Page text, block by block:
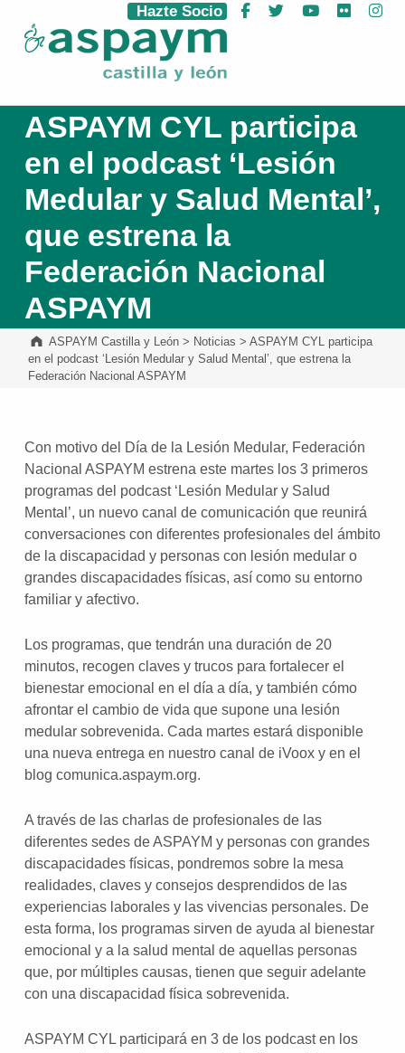
ASPAYM Castilla y León
Hazte Socio Facebook
Twitter YouTube
Flickr
ASPAYM CYL participa
en el podcast ‘Lesión
Medular y Salud Mental’,
que estrena la
Federación Nacional
ASPAYM
ASPAYM Castilla y León> Noticias > ASPAYM CYL participa
en el podcast ‘Lesión Medular y Salud Mental’, que estrena la
Federación Nacional ASPAYM
Con motivo del Día de la Lesión Medular, Federación
Nacional ASPAYM estrena este martes los 3 primeros
programas del podcast ‘Lesión Medular y Salud
Mental’, un nuevo canal de comunicación que reunirá
conversaciones con diferentes profesionales del ámbito
de la discapacidad y personas con lesión medular o
grandes discapacidades físicas, así como su entorno
familiar y afectivo.
Los programas, que tendrán una duración de 20
minutos, recogen claves y trucos para fortalecer el
bienestar emocional en el día a día, y también cómo
afrontar el cambio de vida que supone una lesión
medular sobrevenida. Cada martes estará disponible
una nueva entrega en nuestro canal de iVoox y en el
blog comunica.aspaym.org.
A través de las charlas de profesionales de las
diferentes sedes de ASPAYM y personas con grandes
discapacidades físicas, pondremos sobre la mesa
realidades, claves y consejos desprendidos de las
experiencias laborales y las vivencias personales. De
esta forma, los programas sirven de ayuda al bienestar
emocional y a la salud mental de aquellas personas
que, por múltiples causas, tienen que seguir adelante
con una discapacidad física sobrevenida.
ASPAYM CYL participará en 3 de los podcast en los